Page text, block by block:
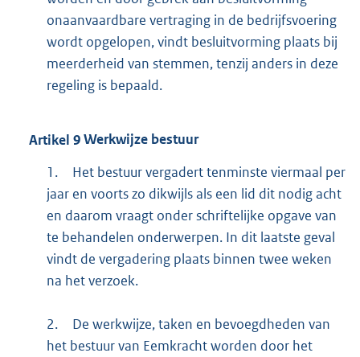
onaanvaardbare vertraging in de bedrijfsvoering
wordt opgelopen, vindt besluitvorming plaats bij
meerderheid van stemmen, tenzij anders in deze
regeling is bepaald.
Artikel 9Werkwijze bestuur
1.
Het bestuur vergadert tenminste viermaal per
jaar en voorts zo dikwijls als een lid dit nodig acht
en daarom vraagt onder schriftelijke opgave van
te behandelen onderwerpen. In dit laatste geval
vindt de vergadering plaats binnen twee weken
na het verzoek.
2.
De werkwijze, taken en bevoegdheden van
het bestuur van Eemkracht worden door het